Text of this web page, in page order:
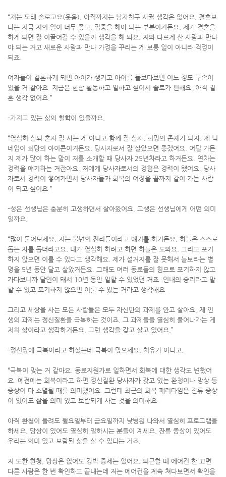
“저는 모태 솔로고요(웃음). 아직까지는 남자친구 사귈 생각은 없어요. 결혼보
다는 지금 저의 일이 너무 좋고, 집중을 해야 되는 부분이거든요. 제가 결혼을
하게 되면 잘 이끌어갈 수 있을까 생각을 해 봐요. 저와 다르게 산 사람과 만나
야 되는 거고 새로운 사람과 만나 가정을 꾸리는 게 보통 일이 아니라 걱정이
되죠.
여자들이 결혼하게 되면 아이가 생기고 아이를 돌보다보면 어느 정도 구속이
있을 거 같아요. 지금은 한참 활동하고 일하고 싶어서 솔로가 편해요. 아직 결
혼 생각 없어요.”
-가지고 있는 삶의 철학이 있을까요.
“열심히 살되 혼자 잘 사는 게 아니고 함께 잘 살자. 희망의 존재가 되자. 제 닉
네임이 희망의 아이콘이거든요. 당사자로서 잘 살았으면 좋겠어요. 어딜 가든
지 제가 많이 하는 말이 저를 소개할 때 당사자 25년차라고 하거든요. 연차는
경력을 얘기하는 거잖아요. 저에게 당사자로서의 경험은 경력이 됐어요. 당사
자로서 경력이 쌓여가면서 당사자들과 회복의 여정을 끝까지 같이 가는 사람
이 되고 싶어요.”
-성은 선생님은 충분히 고생하면서 살아왔어요. 고생은 선생님에게 어떤 의미
일까요.
“많이 물어보세요. 저는 불변의 진리들이라고 얘기를 하거든요. 하늘은 스스로
돕는 자를 돕더라고요. 내가 열심히 하려고 하면 하늘은 도와요. 그리고 포기
하지 않으면 이룰 수 있다고 생각해요. 제가 설거지를 잘 못해서 늘보라는 별
명을 5년 동안 달고 살았거든요. 그래도 여러 동료들의 힘으로 포기하지 않고
가다보니까 달인이 돼서 10년 동안 일할 수 있었던 거죠. 인내의 승리라고 말
할 수 있고 포기하지 않으면 이룰 수 있는 거라고 생각해요.
그리고 세상을 사는 모든 사람들은 모두 자신만의 과제를 안고 살아요. 제 인
생의 과제는 정신질환을 극복하는 것이죠. 그 과제들을 열심히 풀어나가는 게
저희 삶이라고 생각하거든요. 그런 생각을 갖고 살고 있어요.”
-정신장애 극복이라고 하셨는데 극복이 맞으세요. 치유가 아니고.
“극복이 맞는 거 같아요. 동료지원가로 일하면서 회복에 대한 생각도 변했어
요. 예전에는 회복이라고 하면 정신질환 당사자가 갖고 있는 환청이나 망상 등
증상이 다 소멸될 때를 의미했어요. 그런데 최근의 회복 패러다임은 잔류 증상
이 있어도 삶을 의미 있고 보람되게 사는 것을 의미해요.
아직 환청이 들려도 월요일부터 금요일까지 낮병원 나와서 열심히 프로그램을
하세요. 망상이 있어도 열심히 일하시는 분들이 계세요. 잔류 증상이 있어도
우리는 의미 있고 보람된 삶을 살 수 있다는 거죠.
저 또한 환청, 망상은 없어도 강박 증세는 있어요. 퇴근할 때 에어컨 한 끄면
다른 사람은 한 번 확인하고 끝내는데 저는 에어컨을 계속 쳐다보면서 확인을